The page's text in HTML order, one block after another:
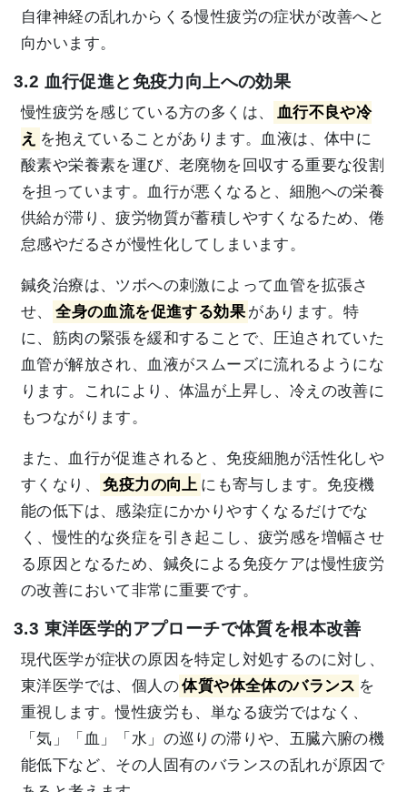
自律神経の乱れからくる慢性疲労の症状が改善へと
向かいます。
3.2 血行促進と免疫力向上への効果
慢性疲労を感じている方の多くは、
血行不良や冷
え を抱えていることがあります。血液は、体中に
酸素や栄養素を運び、老廃物を回収する重要な役割
を担っています。血行が悪くなると、細胞への栄養
供給が滞り、疲労物質が蓄積しやすくなるため、倦
怠感やだるさが慢性化してしまいます。
鍼灸治療は、ツボへの刺激によって血管を拡張さ
せ、
全身の血流を促進する効果 があります。特
に、筋肉の緊張を緩和することで、圧迫されていた
血管が解放され、血液がスムーズに流れるようにな
ります。これにより、体温が上昇し、冷えの改善に
もつながります。
また、血行が促進されると、免疫細胞が活性化しや
すくなり、
免疫力の向上 にも寄与します。免疫機
能の低下は、感染症にかかりやすくなるだけでな
く、慢性的な炎症を引き起こし、疲労感を増幅させ
る原因となるため、鍼灸による免疫ケアは慢性疲労
の改善において非常に重要です。
3.3 東洋医学的アプローチで体質を根本改善
現代医学が症状の原因を特定し対処するのに対し、
東洋医学では、個人の体質や体全体のバランス を
重視します。慢性疲労も、単なる疲労ではなく、
「気」「血」「水」の巡りの滞りや、五臓六腑の機
能低下など、その人固有のバランスの乱れが原因で